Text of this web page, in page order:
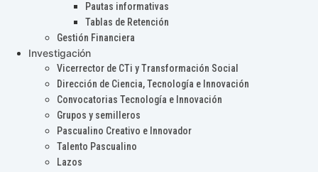
Pautas informativas
Tablas de Retención
Gestión Financiera
Investigación
Vicerrector de CTi y Transformación Social
Dirección de Ciencia, Tecnología e Innovación
Convocatorias Tecnología e Innovación
Grupos y semilleros
Pascualino Creativo e Innovador
Talento Pascualino
Lazos